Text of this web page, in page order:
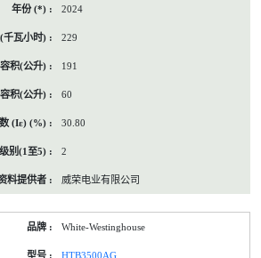
2024
229
191
60
30.80
2
威荣电业有限公司
White-Westinghouse
HTB3500AG